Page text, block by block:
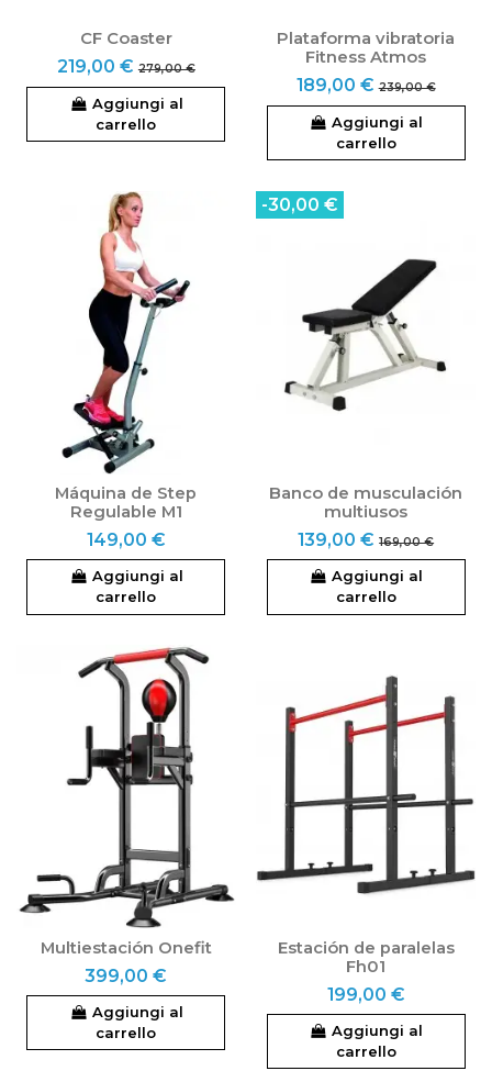
CF Coaster
219,00 € 279,00 €
Aggiungi al
carrello
Plataforma vibratoria
Fitness Atmos
189,00 € 239,00 €
Aggiungi al
carrello
Máquina de Step
Regulable M1
149,00 €
Aggiungi al
carrello
-30,00 €
Banco de musculación
multiusos
139,00 € 169,00 €
Aggiungi al
carrello
Multiestación Onefit
399,00 €
Aggiungi al
carrello
Estación de paralelas
Fh01
199,00 €
Aggiungi al
carrello